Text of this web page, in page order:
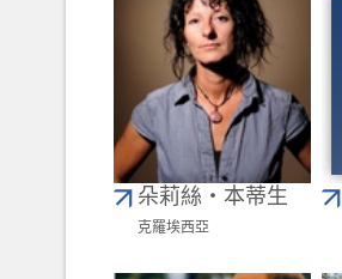
朵莉絲‧本蒂生
克羅埃西亞